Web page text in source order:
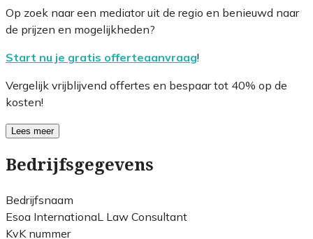
Op zoek naar een mediator uit de regio en benieuwd naar
de prijzen en mogelijkheden?
Start nu je gratis offerteaanvraag!
Vergelijk vrijblijvend offertes en bespaar tot 40% op de
kosten!
Lees meer
Bedrijfsgegevens
Bedrijfsnaam
Esoa InternationaL Law Consultant
KvK nummer